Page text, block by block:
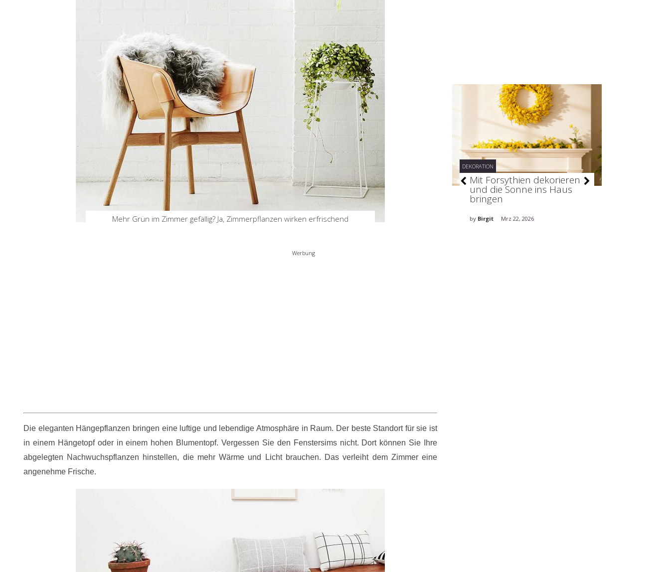
Mehr Grün im Zimmer gefällig? Ja, Zimmerpflanzen wirken erfrischend
Werbung
Die eleganten Hängepflanzen bringen eine luftige und lebendige Atmosphäre in Raum. Der beste Standort für sie ist
in einem Hängetopf oder in einem hohen Blumentopf. Vergessen Sie den Fenstersims nicht. Dort können Sie Ihre
abgelegten Nachwuchspflanzen hinstellen, die mehr Wärme und Licht brauchen. Das verleiht dem Zimmer eine
angenehme Frische.
Halloween Fingerfood –
schnelle Ideen zum
Gruselfest
byBirgit
DEKORATION
Mit Forsythien dekorieren
und die Sonne ins Haus
bringen
by Birgit Mrz 22, 2026